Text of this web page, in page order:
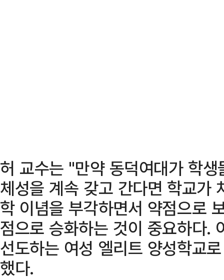
허 교수는 "만약 동덕여대가 학
체성을 계속 갖고 간다면 학교가
학 이념을 부각하면서 약점으로
점으로 승화하는 것이 중요하다.
선도하는 여성 엘리트 양성학교
했다.